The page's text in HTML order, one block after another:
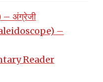
अंग्रेजी
–
Reader